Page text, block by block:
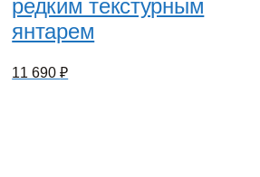
редким текстурным
янтарем
11 690₽